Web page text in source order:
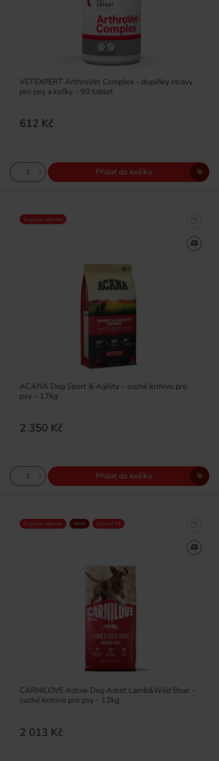
VETEXPERT ArthroVet Complex - doplňky stravy
pro psy a kočky - 90 tablet
612 Kč
Přidat do košíku
ACANA Dog Sport & Agility – suché krmivo pro
psy – 17kg
2 350 Kč
Doprava zdarma
Přidat do košíku
CARNILOVE Active Dog Adult Lamb&Wild Boar -
suché krmivo pro psy - 12kg
2 013 Kč
Doprava zdarma Nové Cenový hit